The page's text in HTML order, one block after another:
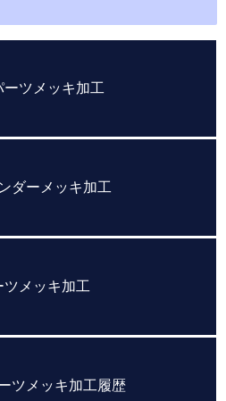
ーツメッキ加工
ダーメッキ加工
ツメッキ加工
ツメッキ加工履歴